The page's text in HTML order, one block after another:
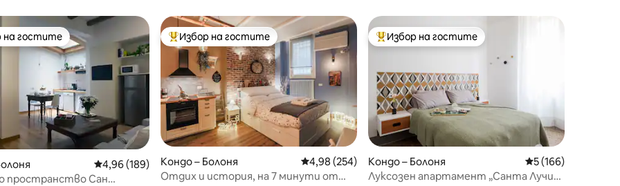
избор на гостите
на гостите
Средна оценка: 4,96 от 5, 189 отзива
4,96 (189)
пространство Сан
Най-популярен избор на гостите
Избор на гостите
Кондо – Болоня Средна оценка: 4,98 от 5, 254 отзива
4,98 (254)
Отдих и история, на 7 минути от
Най-популярен избор на гостите
Избор на гостите
Кондо – Болоня Средна оценка: 5
5 (166)
Луксозен апартамент „Санта Лучия“